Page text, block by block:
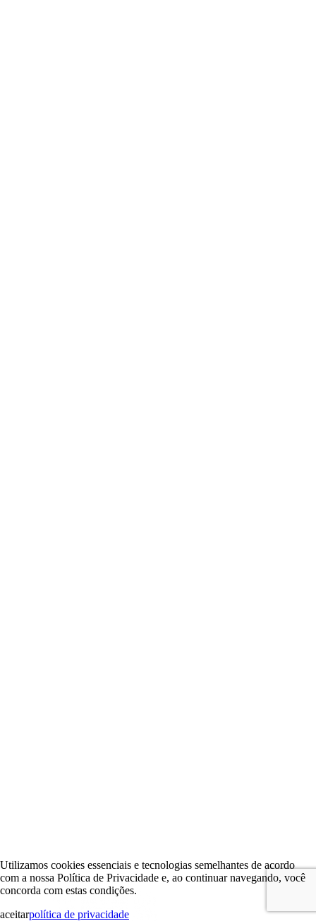
Utilizamos cookies essenciais e tecnologias semelhantes de acordo
com a nossa Política de Privacidade e, ao continuar navegando, você
concorda com estas condições.
aceitarpolítica de privacidade